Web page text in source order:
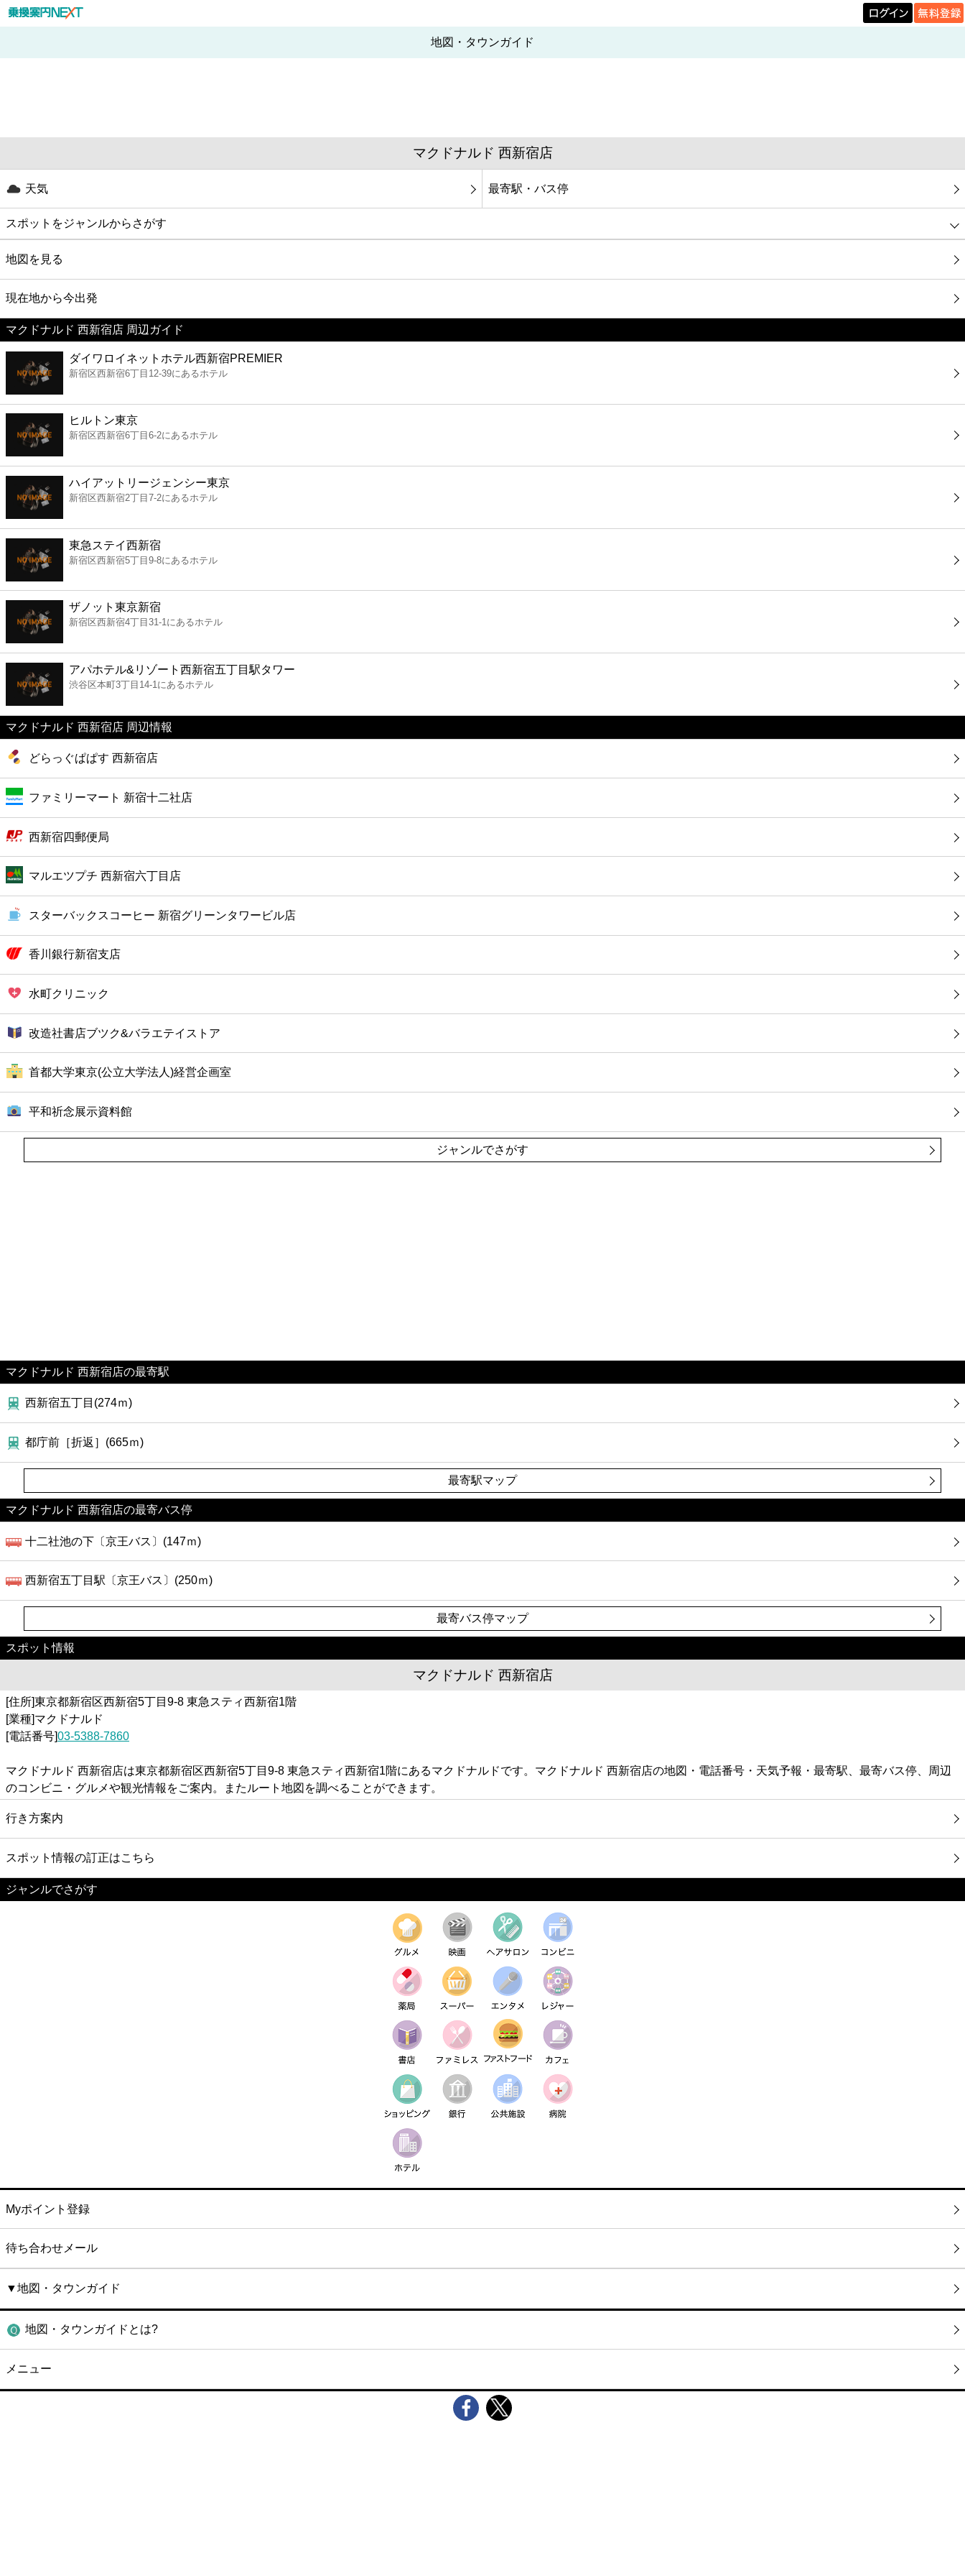
地図・タウンガイド
マクドナルド 西新宿店
天気 最寄駅・バス停
スポットをジャンルからさがす
グルメ
映画
美容
コンビニ
薬局
スーパー
エンタメ
レジャー
書店
ファミレス
ファーストフード
カフェ
ショッピング
銀行
公共
ホテル
地図を見る
現在地から今出発
マクドナルド 西新宿店 周辺ガイド
ダイワロイネットホテル西新宿PREMIER
新宿区西新宿6丁目12-39にあるホテル
ヒルトン東京
新宿区西新宿6丁目6-2にあるホテル
ハイアットリージェンシー東京
新宿区西新宿2丁目7-2にあるホテル
東急ステイ西新宿
新宿区西新宿5丁目9-8にあるホテル
ザノット東京新宿
新宿区西新宿4丁目31-1にあるホテル
アパホテル&リゾート西新宿五丁目駅タワー
渋谷区本町3丁目14-1にあるホテル
マクドナルド 西新宿店 周辺情報
どらっぐぱぱす 西新宿店
ファミリーマート 新宿十二社店
西新宿四郵便局
マルエツプチ 西新宿六丁目店
スターバックスコーヒー 新宿グリーンタワービル店
香川銀行新宿支店
水町クリニック
改造社書店ブツク&バラエテイストア
首都大学東京(公立大学法人)経営企画室
平和祈念展示資料館
ジャンルでさがす
マクドナルド 西新宿店の最寄駅
西新宿五丁目(274ｍ)
都庁前［折返］(665ｍ)
最寄駅マップ
マクドナルド 西新宿店の最寄バス停
十二社池の下〔京王バス〕(147ｍ)
西新宿五丁目駅〔京王バス〕(250ｍ)
最寄バス停マップ
スポット情報
マクドナルド 西新宿店
[住所]東京都新宿区西新宿5丁目9-8 東急スティ西新宿1階
[業種]マクドナルド
[電話番号]03-5388-7860
マクドナルド 西新宿店は東京都新宿区西新宿5丁目9-8 東急スティ西新宿1階にあるマクドナルドです。マクドナルド 西新宿店の地図・電話番号・天気予報・最寄駅、最寄バス停、周辺
のコンビニ・グルメや観光情報をご案内。またルート地図を調べることができます。
行き方案内
スポット情報の訂正はこちら
ジャンルでさがす
Myポイント登録
待ち合わせメール
▼地図・タウンガイド
地図・タウンガイドとは?
メニュー